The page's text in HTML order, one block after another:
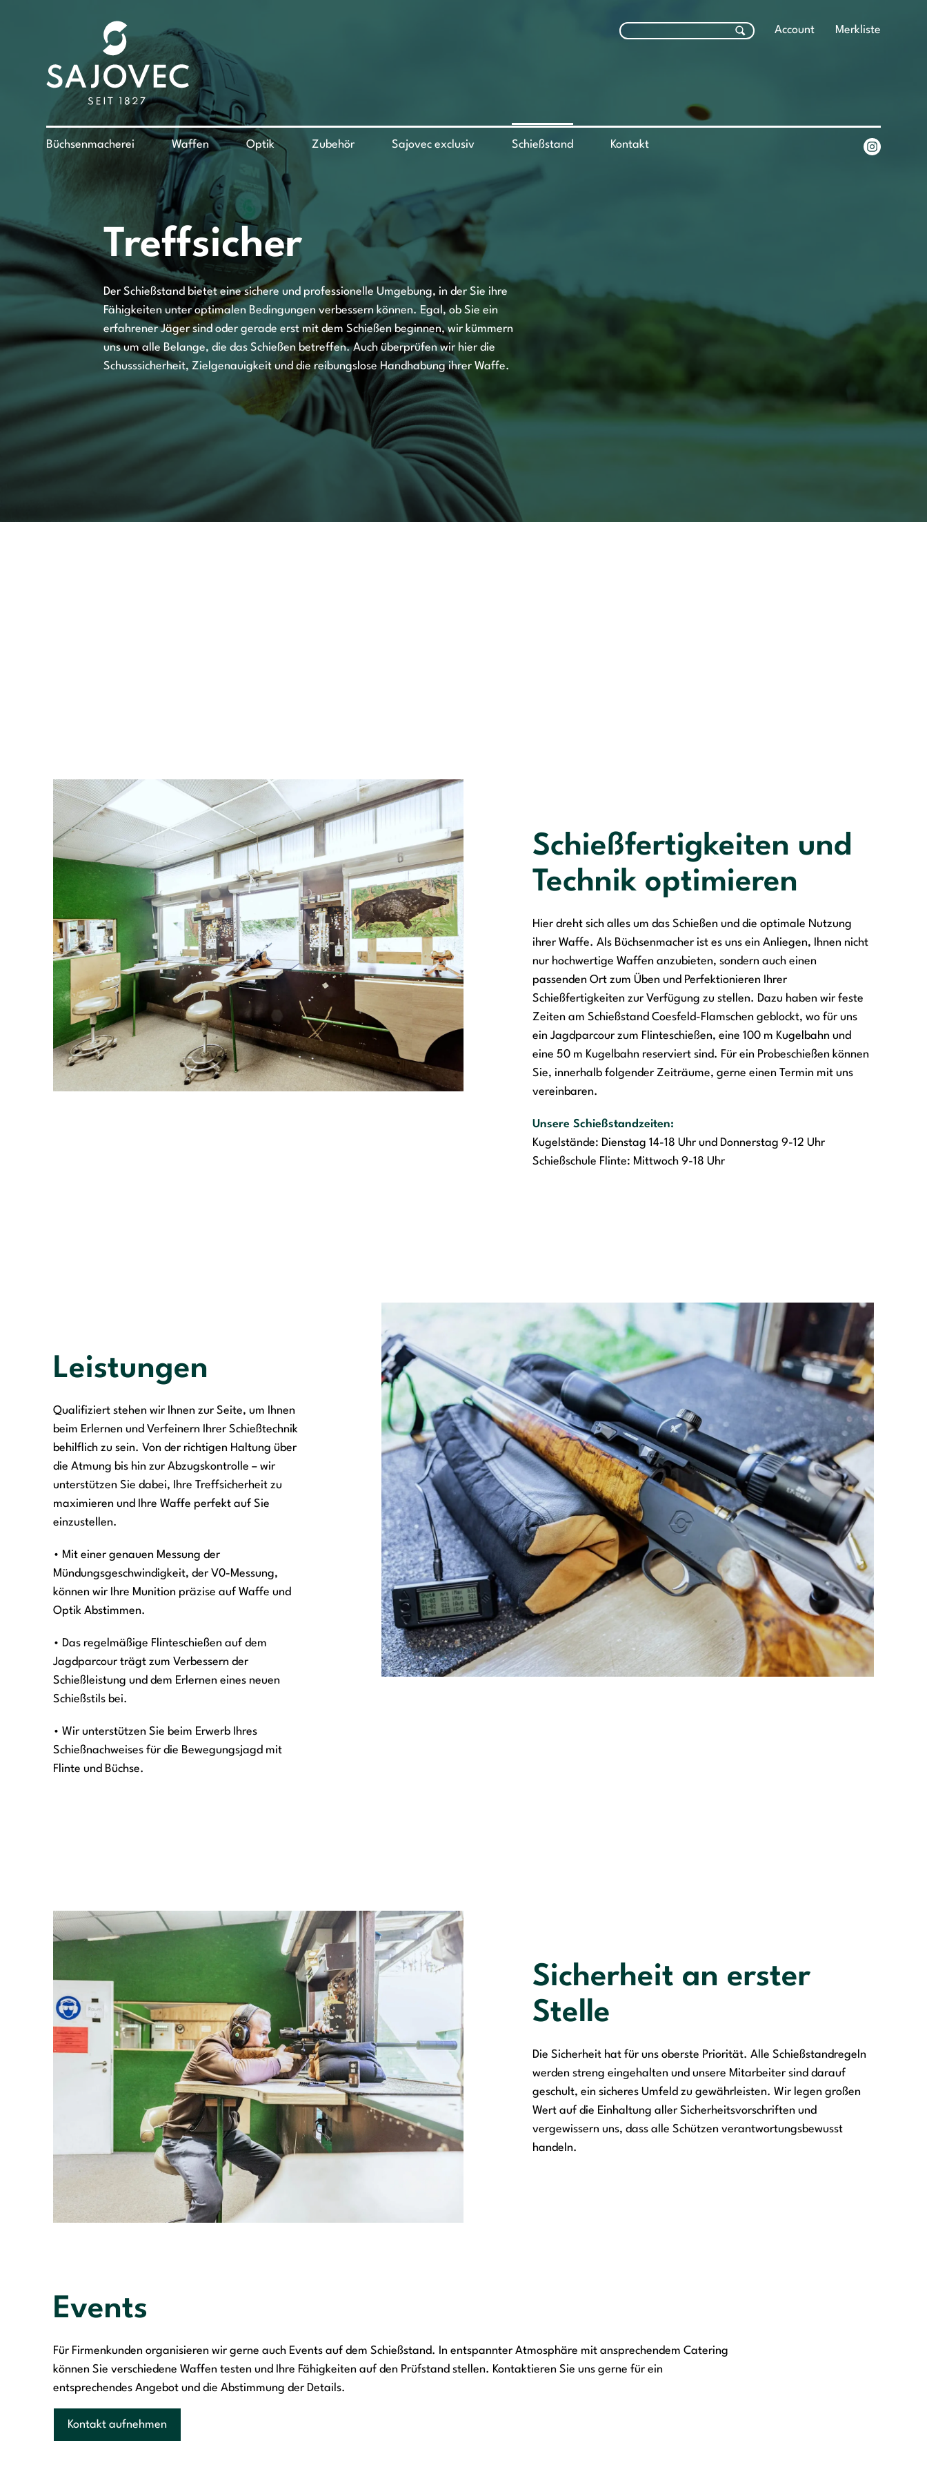
Account Merkliste
Büchsenmacherei Waffen Optik Zubehör Sajovec exclusiv Schießstand Kontakt
Treffsicher
Der Schießstand bietet eine sichere und professionelle Umgebung, in der Sie ihre
Fähigkeiten unter optimalen Bedingungen verbessern können. Egal, ob Sie ein
erfahrener Jäger sind oder gerade erst mit dem Schießen beginnen, wir kümmern
uns um alle Belange, die das Schießen betreffen. Auch überprüfen wir hier die
Schusssicherheit, Zielgenauigkeit und die reibungslose Handhabung ihrer Waffe.
Schießfertigkeiten und
Technik optimieren
Hier dreht sich alles um das Schießen und die optimale Nutzung
ihrer Waffe. Als Büchsenmacher ist es uns ein Anliegen, Ihnen nicht
nur hochwertige Waffen anzubieten, sondern auch einen
passenden Ort zum Üben und Perfektionieren Ihrer
Schießfertigkeiten zur Verfügung zu stellen. Dazu haben wir feste
Zeiten am Schießstand Coesfeld-Flamschen geblockt, wo für uns
ein Jagdparcour zum Flinteschießen, eine 100 m Kugelbahn und
eine 50 m Kugelbahn reserviert sind. Für ein Probeschießen können
Sie, innerhalb folgender Zeiträume, gerne einen Termin mit uns
vereinbaren.
Unsere Schießstandzeiten:
Kugelstände: Dienstag 14-18 Uhr und Donnerstag 9-12 Uhr
Schießschule Flinte: Mittwoch 9-18 Uhr
Leistungen
Qualifiziert stehen wir Ihnen zur Seite, um Ihnen
beim Erlernen und Verfeinern Ihrer Schießtechnik
behilflich zu sein. Von der richtigen Haltung über
die Atmung bis hin zur Abzugskontrolle – wir
unterstützen Sie dabei, Ihre Treffsicherheit zu
maximieren und Ihre Waffe perfekt auf Sie
einzustellen.
• Mit einer genauen Messung der
Mündungsgeschwindigkeit, der V0-Messung,
können wir Ihre Munition präzise auf Waffe und
Optik Abstimmen.
• Das regelmäßige Flinteschießen auf dem
Jagdparcour trägt zum Verbessern der
Schießleistung und dem Erlernen eines neuen
Schießstils bei.
• Wir unterstützen Sie beim Erwerb Ihres
Schießnachweises für die Bewegungsjagd mit
Flinte und Büchse.
Sicherheit an erster
Stelle
Die Sicherheit hat für uns oberste Priorität. Alle Schießstandregeln
werden streng eingehalten und unsere Mitarbeiter sind darauf
geschult, ein sicheres Umfeld zu gewährleisten. Wir legen großen
Wert auf die Einhaltung aller Sicherheitsvorschriften und
vergewissern uns, dass alle Schützen verantwortungsbewusst
handeln.
Events
Für Firmenkunden organisieren wir gerne auch Events auf dem Schießstand. In entspannter Atmosphäre mit ansprechendem Catering
können Sie verschiedene Waffen testen und Ihre Fähigkeiten auf den Prüfstand stellen. Kontaktieren Sie uns gerne für ein
entsprechendes Angebot und die Abstimmung der Details.
Kontakt aufnehmen